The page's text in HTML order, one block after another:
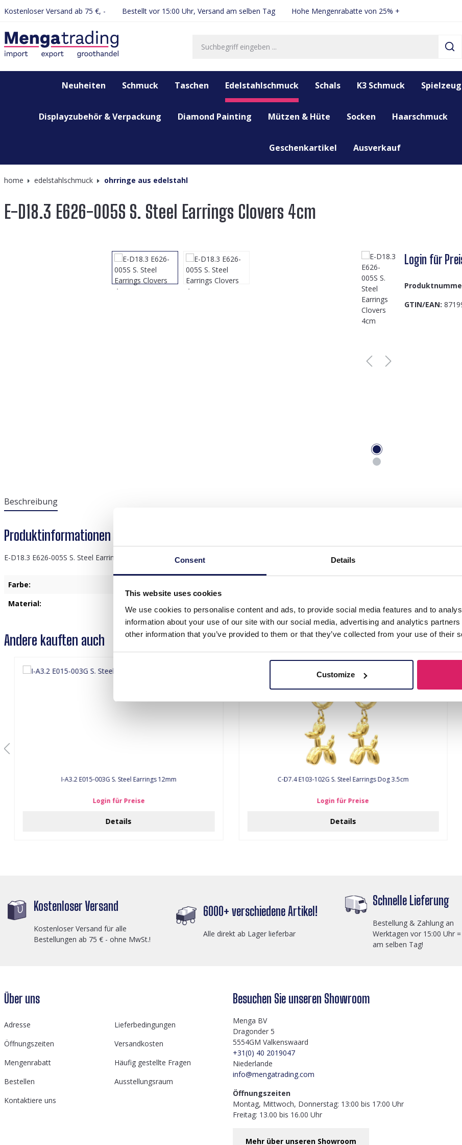
Consent Details
This website uses cookies
We use cookies to personalise content and ads, to provide social media features and to
information about your use of our site with our social media, advertising and analytics
other information that you’ve provided to them or that they’ve collected from your use of their
Customize
Zur Hauptnavigation springen
Kostenloser Versand ab 75 €, - Bestellt vor 15:00 Uhr, Versand am selben Tag Hohe Mengenrabatte von 25% +
Neuheiten Schmuck Taschen Edelstahlschmuck Schals K3 Schmuck Spielzeug
Displayzubehör & Verpackung Diamond Painting Mützen & Hüte Socken Haarschmuck
Geschenkartikel Ausverkauf
home edelstahlschmuck ohrringe aus edelstahl
E-D18.3 E626-005S S. Steel Earrings Clovers 4cm
Login für
GTIN/EAN:
Beschreibung
Produktinformationen "E-D18.3 E626-005S S. Steel Earrings Clovers 4cm"
E-D18.3 E626-005S S. Steel Earrings Clovers 4cm
Farbe:
Material:
Andere kauften auch
I-A3.2 E015-003G S. Steel Earrings 12mm
Login für Preise
Details
C-D7.4 E103-102G S. Steel Earrings Dog 3.5cm
Login für Preise
Details
Kostenloser Versand
Kostenloser Versand für alle
Bestellungen ab 75 € - ohne MwSt.!
6000+ verschiedene Artikel!
Alle direkt ab Lager lieferbar
Schnelle Lieferung
Bestellung & Zahlung an
Werktagen vor 15:00 Uhr
am selben Tag!
Über uns
Adresse
Lieferbedingungen
Öffnungszeiten
Versandkosten
Mengenrabatt
Häufig gestellte Fragen
Bestellen
Ausstellungsraum
Kontaktiere uns
Besuchen Sie unseren Showroom
Menga BV
Dragonder 5
5554GM Valkenswaard
+31(0) 40 2019047
Niederlande
info@mengatrading.com
Öffnungszeiten
Montag, Mittwoch, Donnerstag: 13:00 bis 17:00 Uhr
Freitag: 13.00 bis 16.00 Uhr
Mehr über unseren Showroom